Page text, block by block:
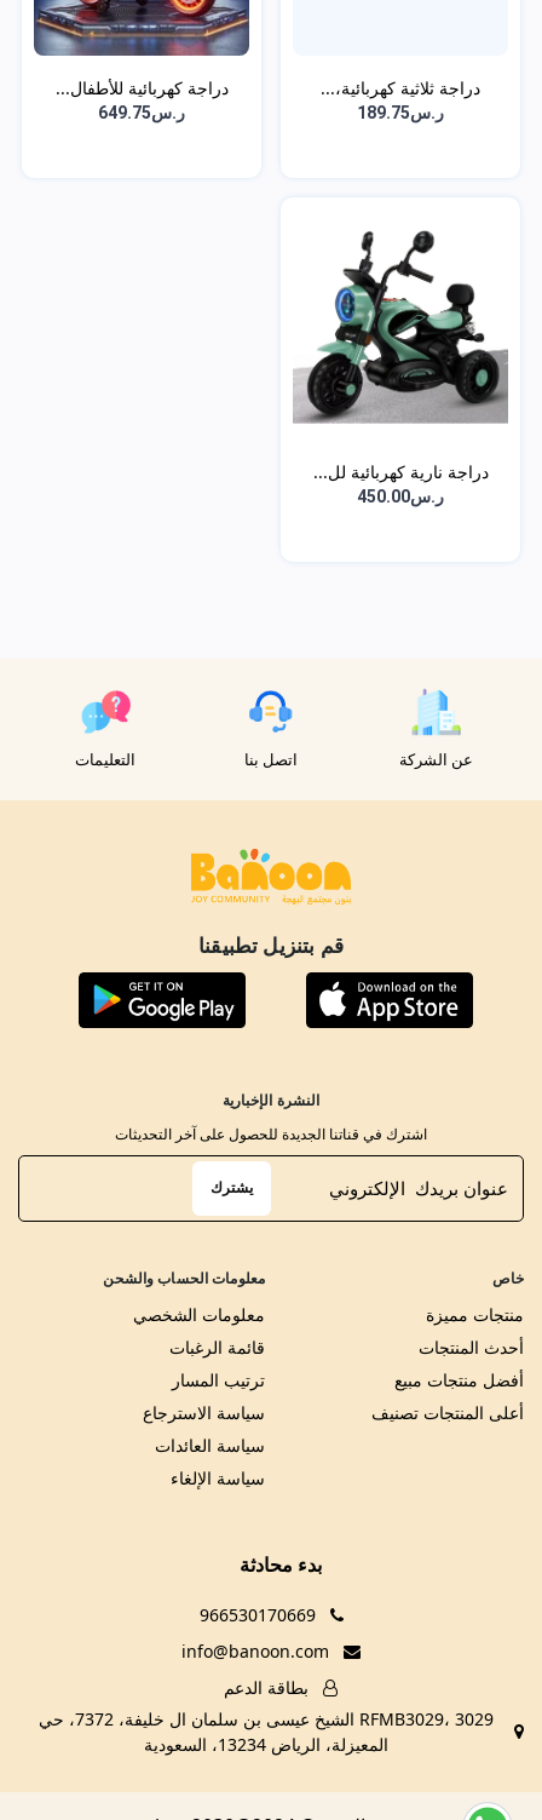
دراجة ثلاثية كهربائية،...
ر.س189.75
دراجة كهربائية للأطفال...
ر.س649.75
دراجة نارية كهربائية لل...
ر.س450.00
عن الشركة اتصل بنا التعليمات
قم بتنزيل تطبيقنا
خاص
منتجات مميزة
أحدث المنتجات
أفضل منتجات مبيع
أعلى المنتجات تصنيف
معلومات الحساب والشحن
معلومات الشخصي
قائمة الرغبات
ترتيب المسار
سياسة الاسترجاع
سياسة العائدات
سياسة الإلغاء
النشرة الإخبارية
اشترك في قناتنا الجديدة للحصول على آخر التحديثات
يشترك
بدء محادثة
966530170669
بطاقة الدعم
RFMB3029، 3029 الشيخ عيسى بن سلمان ال خليفة، 7372، حي
المعيزلة، الرياض 13234، السعودية